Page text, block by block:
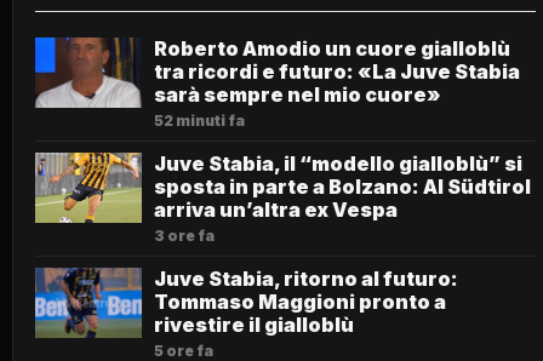
Roberto Amodio un cuore gialloblù
tra ricordi e futuro: «La Juve Stabia
sarà sempre nel mio cuore»
52 minuti fa
Juve Stabia, il “modello gialloblù” si
sposta in parte a Bolzano: Al Südtirol
arriva un’altra ex Vespa
3 ore fa
Juve Stabia, ritorno al futuro:
Tommaso Maggioni pronto a
rivestire il gialloblù
5 ore fa